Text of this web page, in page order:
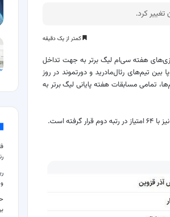
کرد.
کمتر از یک دقیقه
هفته سی‌ام لیگ برتر به جهت تداخل
بین تیم‌های رئال‌مادرید و دورتموند در روز
تمامی مسابقات هفته پایانی لیگ برتر به